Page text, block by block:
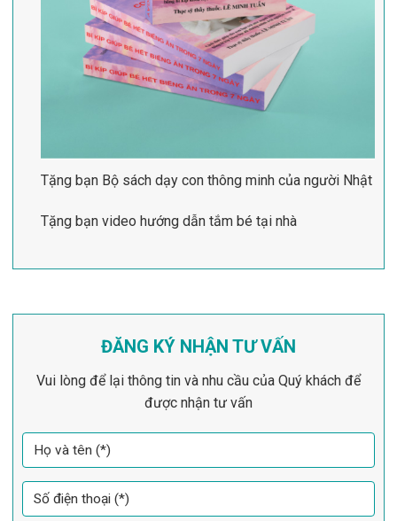
Tặng bạn Bộ sách dạy con thông minh của người Nhật
Tặng bạn video hướng dẫn tắm bé tại nhà
ĐĂNG KÝ NHẬN TƯ VẤN
Vui lòng để lại thông tin và nhu cầu của Quý khách để
được nhận tư vấn